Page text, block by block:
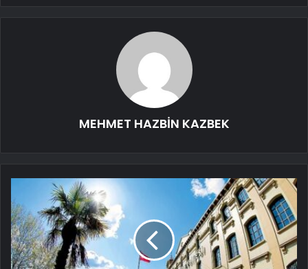
MEHMET HAZBİN KAZBEK